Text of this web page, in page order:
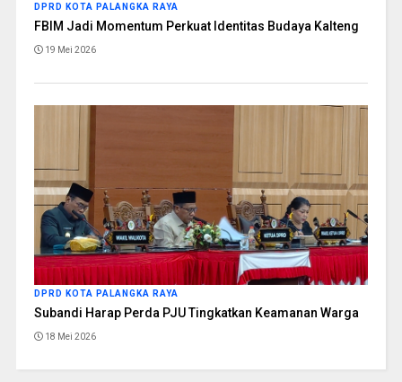
DPRD KOTA PALANGKA RAYA
FBIM Jadi Momentum Perkuat Identitas Budaya Kalteng
19 Mei 2026
DPRD KOTA PALANGKA RAYA
Subandi Harap Perda PJU Tingkatkan Keamanan Warga
18 Mei 2026